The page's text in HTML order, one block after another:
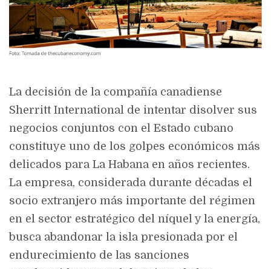
La decisión de la compañía canadiense
Sherritt International de intentar disolver sus
negocios conjuntos con el Estado cubano
constituye uno de los golpes económicos más
delicados para La Habana en años recientes.
La empresa, considerada durante décadas el
socio extranjero más importante del régimen
en el sector estratégico del níquel y la energía,
busca abandonar la isla presionada por el
endurecimiento de las sanciones